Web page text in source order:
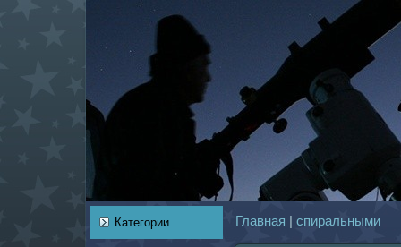
Категории Главнaя |спиральными